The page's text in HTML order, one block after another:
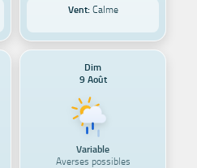
Vent:Calme
Dim
9 Août
Variable
Averses possibles